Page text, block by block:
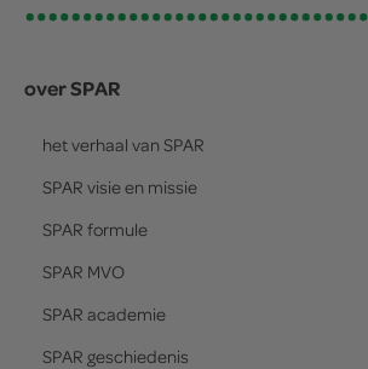
over SPAR
het verhaal van SPAR
SPAR visie en missie
SPAR formule
SPAR MVO
SPAR academie
SPAR geschiedenis